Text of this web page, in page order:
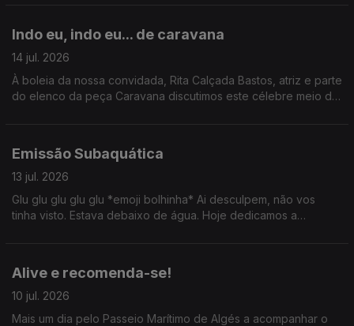
Indo eu, indo eu... de caravana
14 jul. 2026
À boleia da nossa convidada, Rita Calçada Bastos, atriz e parte
do elenco da peça Caravana discutimos este célebre meio de
Emissão Subaquática
13 jul. 2026
Glu glu glu glu glu *emoji bolhinha* Ai desculpem, não vos
tinha visto. Estava debaixo de água. Hoje dedicamos a
Alive e recomenda-se!
10 jul. 2026
Mais um dia pelo Passeio Marítimo de Algés a acompanhar o